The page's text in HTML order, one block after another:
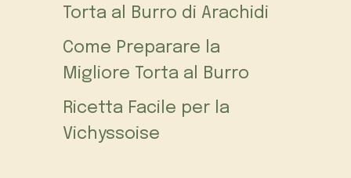
Torta al Burro di Arachidi
Come Preparare la
Migliore Torta al Burro
Ricetta Facile per la
Vichyssoise